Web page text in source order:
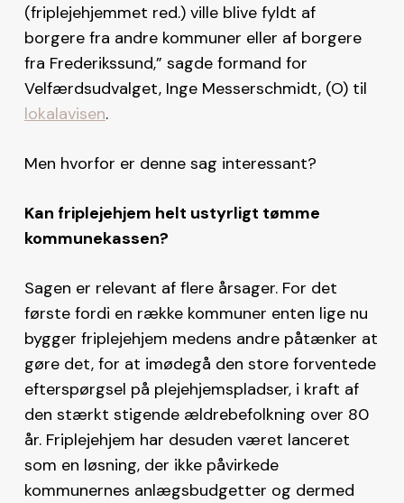
(friplejehjemmet red.) ville blive fyldt af
borgere fra andre kommuner eller af borgere
fra Frederikssund,” sagde formand for
Velfærdsudvalget, Inge Messerschmidt, (O) til
lokalavisen.
Men hvorfor er denne sag interessant?
Kan friplejehjem helt ustyrligt tømme
kommunekassen?
Sagen er relevant af flere årsager. For det
første fordi en række kommuner enten lige nu
bygger friplejehjem medens andre påtænker at
gøre det, for at imødegå den store forventede
efterspørgsel på plejehjemspladser, i kraft af
den stærkt stigende ældrebefolkning over 80
år. Friplejehjem har desuden været lanceret
som en løsning, der ikke påvirkede
kommunernes anlægsbudgetter og dermed